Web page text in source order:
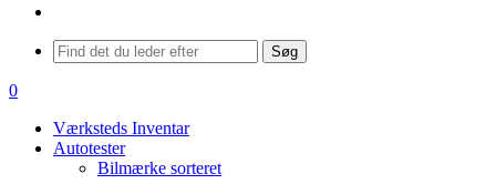
Menu
Søg
search
0
Værksteds Inventar
Autotester
Bilmærke sorteret